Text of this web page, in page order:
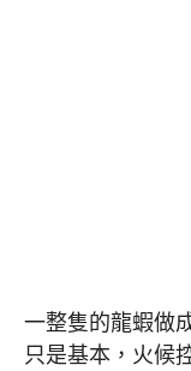
一整隻的龍蝦做
只是基本，火候